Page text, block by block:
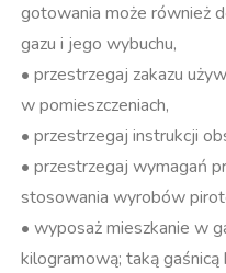
gotowania może również
gazu i jego wybuchu,
• przestrzegaj zakazu
w pomieszczeniach,
• przestrzegaj instrukcji
• przestrzegaj wymagań
stosowania wyrobów
• wyposaż mieszkanie w
kilogramową; taką gaśnicą